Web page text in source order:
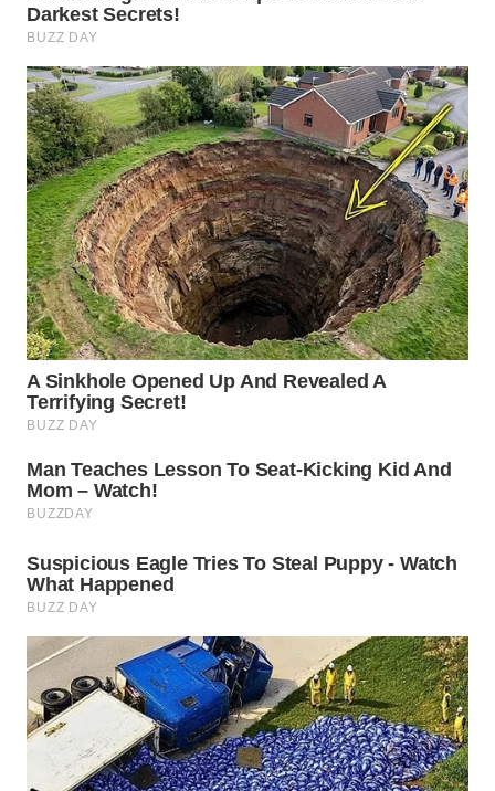
SERIBU
WN
TANGERANG
WN
BINJAI
WN
CIREBON
WN
INDRAMAYU
WN
KUNINGAN
WN
MAJALENGKA
WN
SUBANG
WN
SUKABUMI
PURWAKARTA